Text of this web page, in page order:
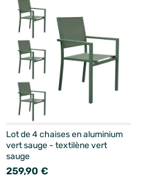
Lot de 4 chaises en aluminium
vert sauge - textilène vert
sauge
259,90 €